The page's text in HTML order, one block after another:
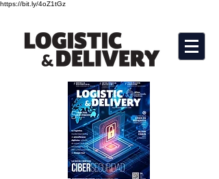
https://bit.ly/4oZ1tGz